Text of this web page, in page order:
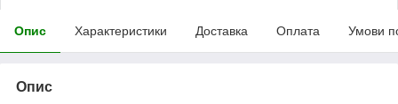
Опис Характеристики Доставка Оплата Умови
Опис